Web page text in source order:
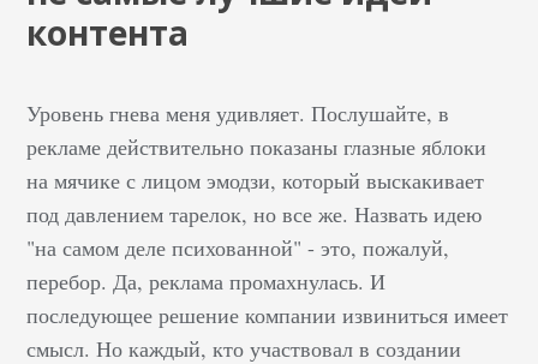
контента
Уровень гнева меня удивляет. Послушайте, в
рекламе действительно показаны глазные яблоки
на мячике с лицом эмодзи, который выскакивает
под давлением тарелок, но все же. Назвать идею
"на самом деле психованной" - это, пожалуй,
перебор. Да, реклама промахнулась. И
последующее решение компании извиниться имеет
смысл. Но каждый, кто участвовал в создании